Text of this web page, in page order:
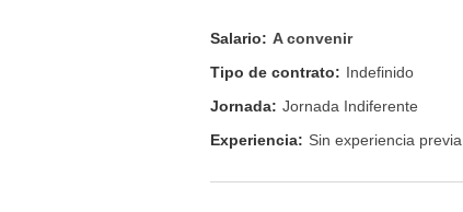
Salario: A convenir
Tipo de contrato: Indefinido
Jornada: Jornada Indiferente
Experiencia: Sin experiencia previa